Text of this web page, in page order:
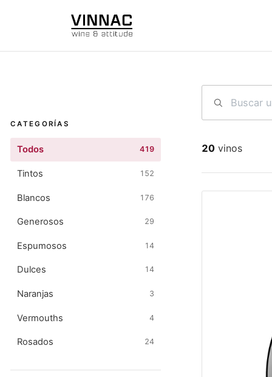
CATEGORÍAS
Todos 419
Tintos 152
Blancos 176
Generosos 29
Espumosos 14
Dulces 14
Naranjas 3
Vermouths 4
Rosados 24
20 vinos